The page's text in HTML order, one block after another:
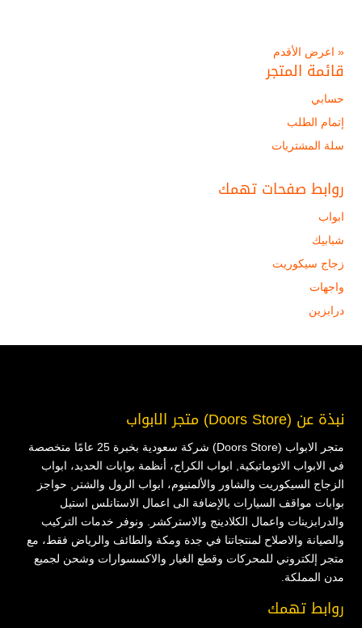
« اعرض الأقدم
قائمة المتجر
حسابي
إتمام الطلب
سلة المشتريات
روابط صفحات تهمك
ابواب
شبابيك
زجاج سيكوريت
واجهات
درابزين
نبذة عن (Doors Store) متجر الابواب
متجر الابواب (Doors Store) شركة سعودية بخبرة 25 عامًا متخصصة
في الابواب الاتوماتيكية, ابواب الكراج، أنظمة بوابات الحديد، ابواب
الزجاج السيكوريت والشاور والألمنيوم، ابواب الرول والشتر, حواجز
بوابات مواقف السيارات بالإضافة الى اعمال الاستانلس استيل
والدرابزينات واعمال الكلادينج والاستركشر. ونوفر خدمات التركيب
والصيانة والاصلاح لمنتجاتنا في جدة ومكة والطائف والرياض فقط، مع
متجر إلكتروني للمحركات وقطع الغيار والاكسسوارات وشحن لجميع
مدن المملكة.
روابط تهمك